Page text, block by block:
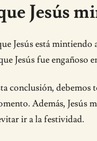
Jesús
Jesús está
Jesús fue engañoso
conclusión,
Además, Jesús
ir a la festividad.